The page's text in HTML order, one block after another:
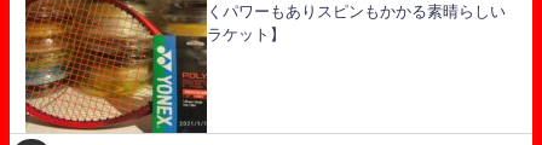
くパワーもありスピンもかかる素晴らしい
ラケット】